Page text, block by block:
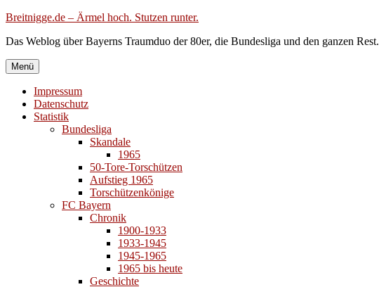
Zum
springen
Breitnigge.de – Ärmel hoch. Stutzen runter.
Das Weblog über Bayerns Traumduo der 80er, die Bundesliga und den ganzen Rest.
Menü
Impressum
Datenschutz
Statistik
Bundesliga
Skandale
1965
50-Tore-Torschützen
Aufstieg 1965
Torschützenkönige
FC Bayern
Chronik
1900-1933
1933-1945
1945-1965
1965 bis heute
Geschichte